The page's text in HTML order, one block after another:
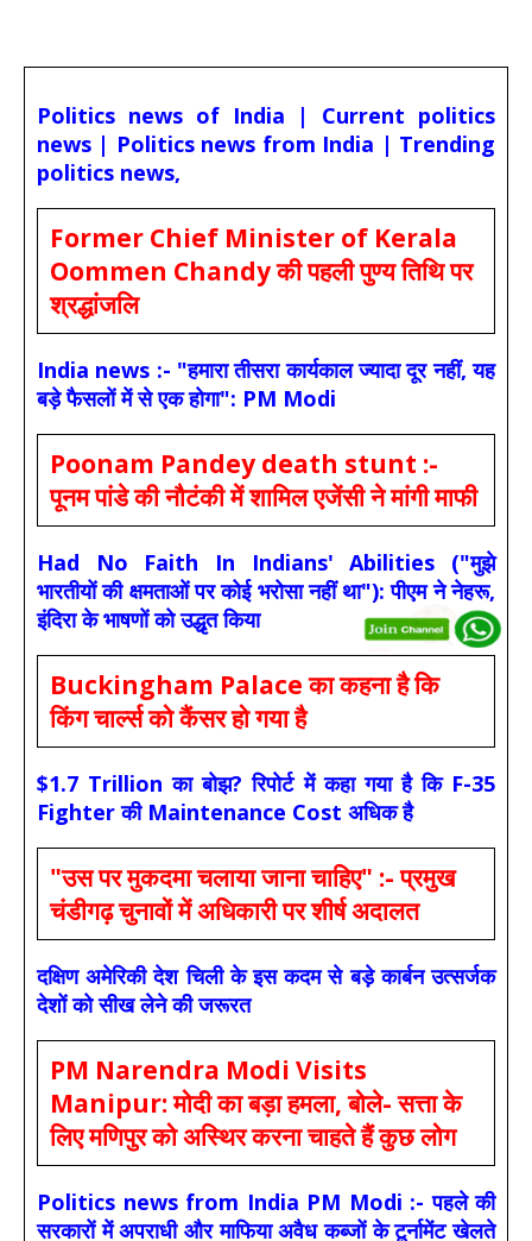
Politics news of India | Current politics
news | Politics news from India | Trending
politics news,
Former Chief Minister of Kerala
Oommen Chandy की पहली पुण्य तिथि पर
श्रद्धांजलि
India news :- "हमारा तीसरा कार्यकाल ज्यादा दूर नहीं, यह
बड़े फैसलों में से एक होगा": PM Modi
Poonam Pandey death stunt :-
पूनम पांडे की नौटंकी में शामिल एजेंसी ने मांगी माफी
Had No Faith In Indians' Abilities ("मुझे
भारतीयों की क्षमताओं पर कोई भरोसा नहीं था"): पीएम ने नेहरू,
इंदिरा के भाषणों को उद्धृत किया
Buckingham Palace का कहना है कि
किंग चार्ल्स को कैंसर हो गया है
$1.7 Trillion का बोझ? रिपोर्ट में कहा गया है कि F-35
Fighter की Maintenance Cost अधिक है
"उस पर मुकदमा चलाया जाना चाहिए" :- प्रमुख
चंडीगढ़ चुनावों में अधिकारी पर शीर्ष अदालत
दक्षिण अमेरिकी देश चिली के इस कदम से बड़े कार्बन उत्सर्जक
देशों को सीख लेने की जरूरत
PM Narendra Modi Visits
Manipur: मोदी का बड़ा हमला, बोले- सत्ता के
लिए मणिपुर को अस्थिर करना चाहते हैं कुछ लोग
Politics news from India PM Modi :- पहले की
सरकारों में अपराधी और माफिया अवैध कब्जों के टूर्नामेंट खेलते